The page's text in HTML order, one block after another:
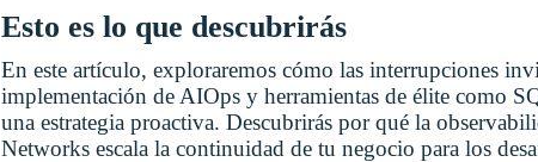
Esto es lo que descubrirás
En este artículo, exploraremos cómo las interrupciones
implementación de AIOps y herramientas de élite como
una estrategia proactiva. Descubrirás por qué la
Networks escala la continuidad de tu negocio para los